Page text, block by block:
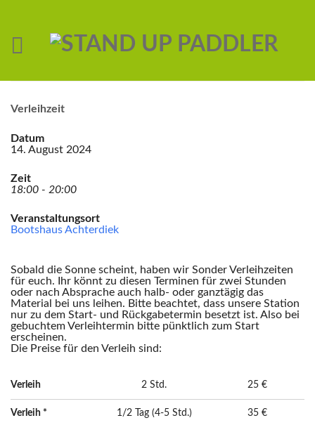
Verleihzeit
Datum
14. August 2024
Zeit
18:00 - 20:00
Veranstaltungsort
Bootshaus Achterdiek
Sobald die Sonne scheint, haben wir Sonder Verleihzeiten
für euch. Ihr könnt zu diesen Terminen für zwei Stunden
oder nach Absprache auch halb- oder ganztägig das
Material bei uns leihen. Bitte beachtet, dass unsere Station
nur zu dem Start- und Rückgabetermin besetzt ist. Also bei
gebuchtem Verleihtermin bitte pünktlich zum Start
erscheinen.
Die Preise für den Verleih sind:
Verleih 2 Std. 25 €
Verleih * 1/2 Tag (4-5 Std.) 35 €